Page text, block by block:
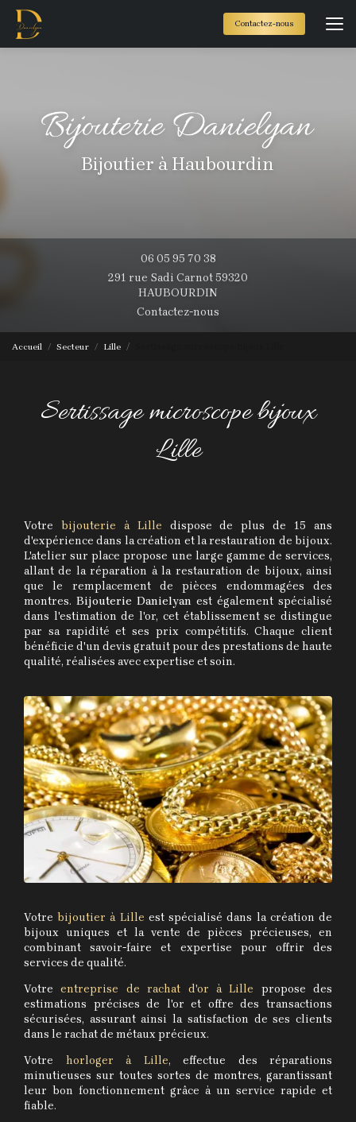
Aller
contenu
Contactez-nous
Bijoutier à Haubourdin
06 05 95 70 38
291 rue Sadi Carnot 59320
HAUBOURDIN
Contactez-nous
Accueil Secteur Lille
Sertissage microscope bijoux
Lille
Votre bijouterie à Lille dispose de plus de 15 ans
d'expérience dans la création et la restauration de bijoux.
L'atelier sur place propose une large gamme de services,
allant de la réparation à la restauration de bijoux, ainsi
que le remplacement de pièces endommagées des
montres. Bijouterie Danielyan est également spécialisé
dans l'estimation de l'or, cet établissement se distingue
par sa rapidité et ses prix compétitifs. Chaque client
bénéficie d'un devis gratuit pour des prestations de haute
qualité, réalisées avec expertise et soin.
Votrebijoutier à Lille est spécialisé dans la création de
bijoux uniques et la vente de pièces précieuses, en
combinant savoir-faire et expertise pour offrir des
services de qualité.
Votreentreprise de rachat d'or à Lille propose des
estimations précises de l'or et offre des transactions
sécurisées, assurant ainsi la satisfaction de ses clients
dans le rachat de métaux précieux.
Votre horloger à Lille, effectue des réparations
minutieuses sur toutes sortes de montres, garantissant
leur bon fonctionnement grâce à un service rapide et
fiable.